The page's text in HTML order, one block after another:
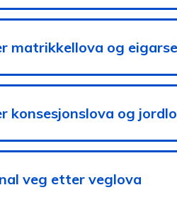
matrikkellova og
konsesjonslova og
veg etter veglova